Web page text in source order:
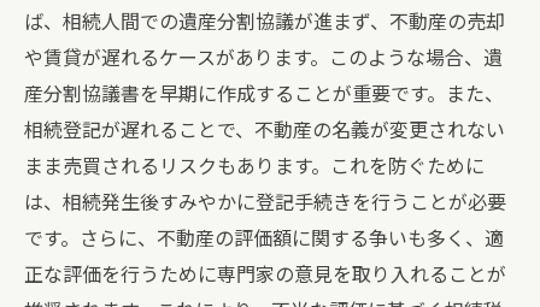
ば、相続人間での遺産分割協議が進まず、不動産の売却
や賃貸が遅れるケースがあります。このような場合、遺
産分割協議書を早期に作成することが重要です。また、
相続登記が遅れることで、不動産の名義が変更されない
まま売買されるリスクもあります。これを防ぐために
は、相続発生後すみやかに登記手続きを行うことが必要
です。さらに、不動産の評価額に関する争いも多く、適
正な評価を行うために専門家の意見を取り入れることが